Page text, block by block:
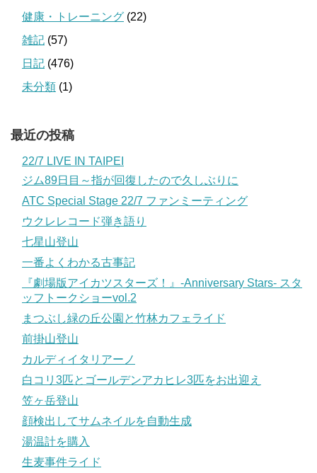
健康・トレーニング (22)
雑記 (57)
日記 (476)
未分類 (1)
最近の投稿
22/7 LIVE IN TAIPEI
ジム89日目～指が回復したので久しぶりに
ATC Special Stage 22/7 ファンミーティング
ウクレレコード弾き語り
七星山登山
一番よくわかる古事記
『劇場版アイカツスターズ！』-Anniversary Stars- スタ
ッフトークショーvol.2
まつぶし緑の丘公園と竹林カフェライド
前掛山登山
カルディイタリアーノ
白コリ3匹とゴールデンアカヒレ3匹をお出迎え
笠ヶ岳登山
顔検出してサムネイルを自動生成
湯温計を購入
生麦事件ライド